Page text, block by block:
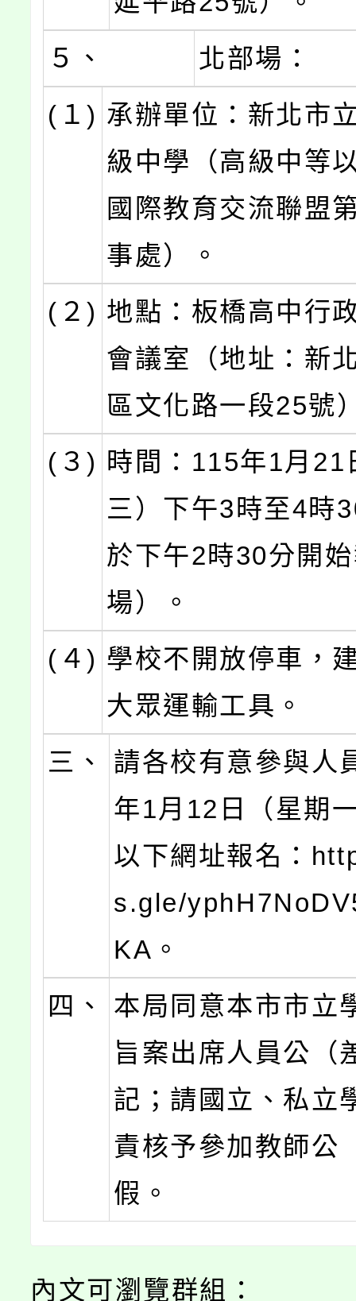
５、
北部場：
(１) 承辦單位：新北市
級中學（高級中等
國際教育交流聯盟
事處）。
(２) 地點：板橋高中行
會議室（地址：新
區文化路一段25號
(３) 時間：115年1月21
三）下午3時至4時
於下午2時30分開
場）。
(４) 學校不開放停車，
大眾運輸工具。
三、
請各校有意參與人
年1月12日（星期
以下網址報名：
s.gle/
KA。
四、
本局同意本市市立
旨案出席人員公（
記；請國立、私立
責核予參加教師公
假。
內文可瀏覽群組：